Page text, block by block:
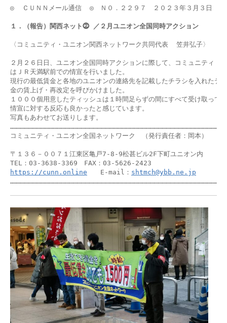
◎  ＣＵＮＮメール通信  ◎　Ｎ０．２２９７　２０２３年３月３日
１．（報告）関西ネット⓶ ／２月ユニオン全国同時アクション
〈コミュニティ・ユニオン関西ネットワーク共同代表  笠井弘子〉
２月２６日日、ユニオン全国同時アクションに際して、コミュニティ・
はＪＲ天満駅前での情宣を行いました。
現行の最低賃金と各地のユニオンの連絡先を記載したチラシを入れたテ
金の賃上げ・再改定を呼びかけました。
１０００個用意したティッシュは１時間足らずの間にすべて受け取って
情宣に対する反応も良かったと感じています。
写真もあわせてお送りします。
コミュニティ・ユニオン全国ネットワーク　（発行責任者：岡本）
〒１３６－００７１江東区亀戸7-8-9松甚ビル2F下町ユニオン内
https://cunn.online E-mail： shtmch@ybb.ne.jp